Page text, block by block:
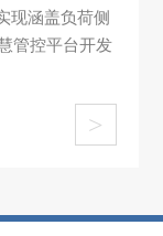
现涵盖负荷侧
管控平台开发
>